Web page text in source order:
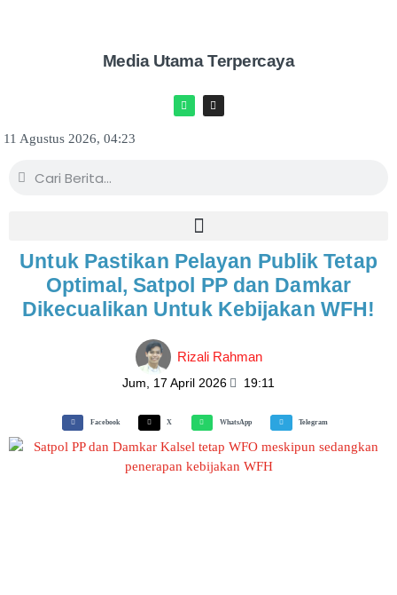
Media Utama Terpercaya
11 Agustus 2026, 04:23
Untuk Pastikan Pelayan Publik Tetap
Optimal, Satpol PP dan Damkar
Dikecualikan Untuk Kebijakan WFH!
Rizali Rahman
Jum, 17 April 2026 19:11
Facebook X WhatsApp Telegram